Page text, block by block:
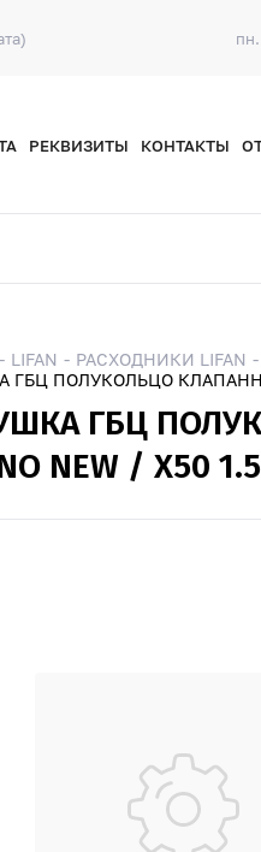
РЕКВИЗИТЫ КОНТАКТЫ
LIFAN РАСХОДНИКИ LIFAN
ГБЦ ПОЛУКОЛЬЦО
ГБЦ
NEW / X50